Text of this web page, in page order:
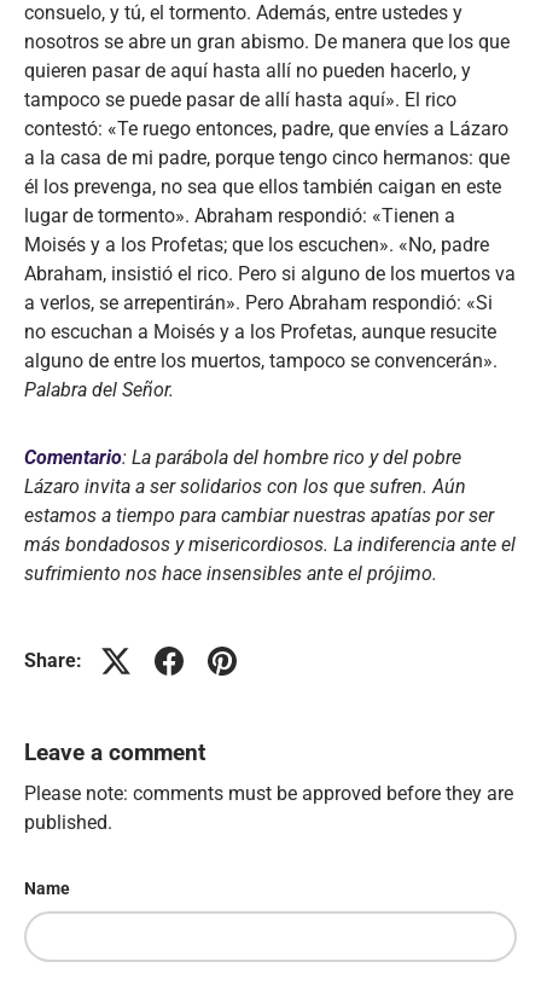
consuelo, y tú, el tormento. Además, entre ustedes y
nosotros se abre un gran abismo. De manera que los que
quieren pasar de aquí hasta allí no pueden hacerlo, y
tampoco se puede pasar de allí hasta aquí». El rico
contestó: «Te ruego entonces, padre, que envíes a Lázaro
a la casa de mi padre, porque tengo cinco hermanos: que
él los prevenga, no sea que ellos también caigan en este
lugar de tormento». Abraham respondió: «Tienen a
Moisés y a los Profetas; que los escuchen». «No, padre
Abraham, insistió el rico. Pero si alguno de los muertos va
a verlos, se arrepentirán». Pero Abraham respondió: «Si
no escuchan a Moisés y a los Profetas, aunque resucite
alguno de entre los muertos, tampoco se convencerán».
Palabra del Señor.
Comentario: La parábola del hombre rico y del pobre
Lázaro invita a ser solidarios con los que sufren. Aún
estamos a tiempo para cambiar nuestras apatías por ser
más bondadosos y misericordiosos. La indiferencia ante el
sufrimiento nos hace insensibles ante el prójimo.
Share:
Leave a comment
Please note: comments must be approved before they are
published.
Name